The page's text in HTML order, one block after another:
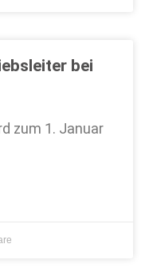
bei
zum 1. Januar